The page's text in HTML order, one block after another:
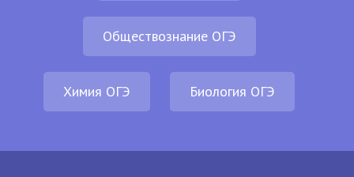
Обществознание ОГЭ
Химия ОГЭ Биология ОГЭ